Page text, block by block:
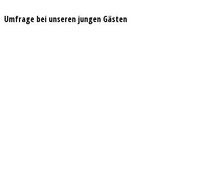
Umfrage bei unseren jungen Gästen